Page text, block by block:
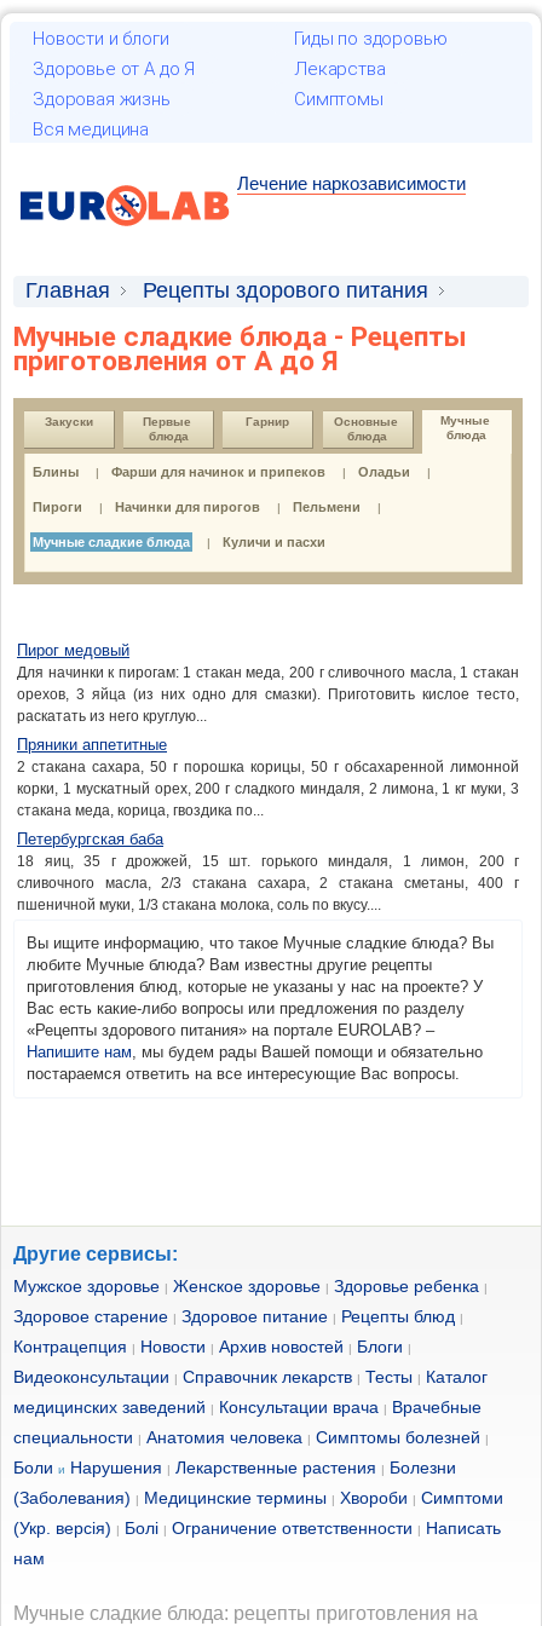
Новости и блоги
Гиды по здоровью
Здоровье от А до Я
Лекарства
Здоровая жизнь
Симптомы
Вся медицина
Лечение наркозависимости
Главная
Рецепты здорового питания
Мучные блюда
Мучные сладкие блюда
Мучные сладкие блюда - Рецепты
приготовления от А до Я
Закуски
Первые
блюда
Гарнир
Основные
блюда
Мучные
блюда
Блины | Фарши для начинок и припеков | Оладьи |
Пироги | Начинки для пирогов | Пельмени |
Мучные сладкие блюда | Куличи и пасхи
Пирог медовый
Для начинки к пирогам: 1 стакан меда, 200 г сливочного масла, 1 стакан
орехов, 3 яйца (из них одно для смазки). Приготовить кислое тесто,
раскатать из него круглую...
Пряники аппетитные
2 стакана сахара, 50 г порошка корицы, 50 г обсахаренной лимонной
корки, 1 мускатный орех, 200 г сладкого миндаля, 2 лимона, 1 кг муки, 3
стакана меда, корица, гвоздика по...
Петербургская баба
18 яиц, 35 г дрожжей, 15 шт. горького миндаля, 1 лимон, 200 г
сливочного масла, 2/3 стакана сахара, 2 стакана сметаны, 400 г
пшеничной муки, 1/3 стакана молока, соль по вкусу....
Вы ищите информацию, что такое Мучные сладкие блюда? Вы
любите Мучные блюда? Вам известны другие рецепты
приготовления блюд, которые не указаны у нас на проекте? У
Вас есть какие-либо вопросы или предложения по разделу
«Рецепты здорового питания» на портале EUROLAB? –
Напишите нам, мы будем рады Вашей помощи и обязательно
постараемся ответить на все интересующие Вас вопросы.
Другие сервисы:
Мужское здоровье | Женское здоровье | Здоровье ребенка |
Здоровое старение | Здоровое питание | Рецепты блюд |
Контрацепция | Новости | Архив новостей | Блоги |
Видеоконсультации | Справочник лекарств | Тесты | Каталог
медицинских заведений | Консультации врача | Врачебные
специальности | Анатомия человека | Симптомы болезней |
Боли и Нарушения | Лекарственные растения | Болезни
(Заболевания) | Медицинские термины | Хвороби | Симптоми
(Укр. версія) | Болі | Ограничение ответственности | Написать
нам
Мучные сладкие блюда: рецепты приготовления на